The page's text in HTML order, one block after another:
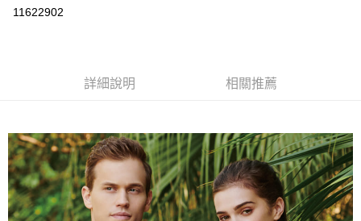
運送方式
11622902
詳細說明 相關推薦